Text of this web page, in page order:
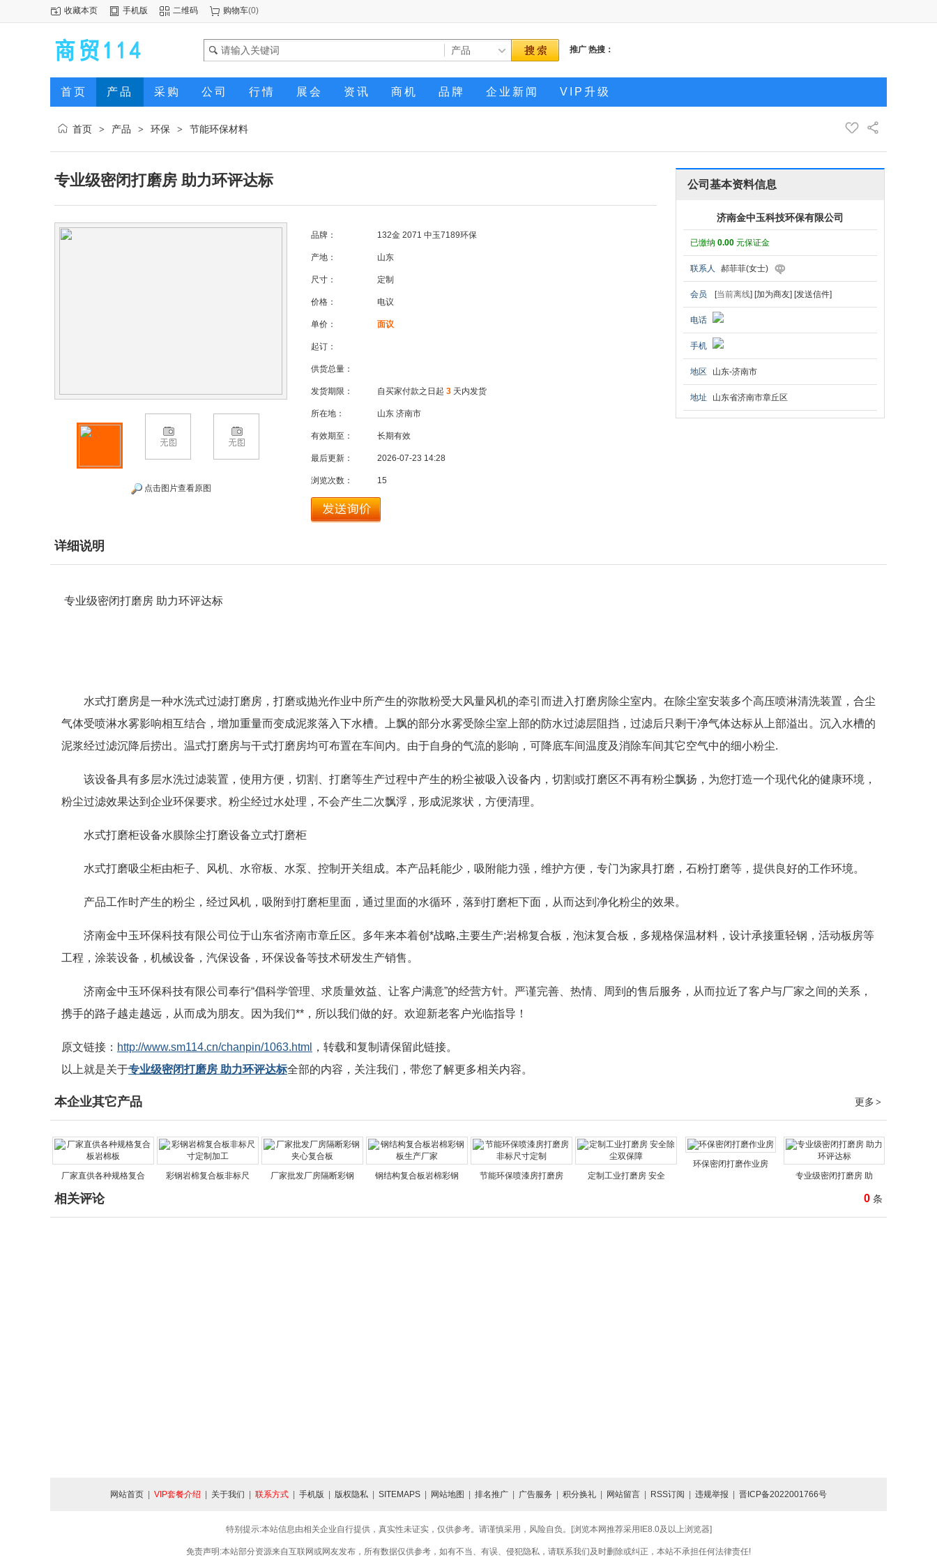
收藏本页 手机版 二维码 购物车(0)
推广 热搜：
首页 产品 采购 公司 行情 展会 资讯 商机 品牌 企业新闻 VIP升级
首页 > 产品 > 环保 > 节能环保材料
专业级密闭打磨房 助力环评达标
点击图片查看原图
品牌： 132金 2071 中玉7189环保
产地： 山东
尺寸： 定制
价格： 电议
单价： 面议
起订：
供货总量：
发货期限： 自买家付款之日起 3 天内发货
所在地： 山东 济南市
有效期至： 长期有效
最后更新： 2026-07-23 14:28
浏览次数： 15
公司基本资料信息
济南金中玉科技环保有限公司
已缴纳 0.00 元保证金
联系人 郝菲菲(女士)
会员 [当前离线] [加为商友] [发送信件]
电话
手机
地区 山东-济南市
地址 山东省济南市章丘区
详细说明
专业级密闭打磨房 助力环评达标
水式打磨房是一种水洗式过滤打磨房，打磨或抛光作业中所产生的弥散粉受大风量风机的牵引而进入打磨房除尘室内。在除尘室安装多个高压喷淋清洗装置，合尘
气体受喷淋水雾影响相互结合，增加重量而变成泥浆落入下水槽。上飘的部分水雾受除尘室上部的防水过滤层阻挡，过滤后只剩干净气体达标从上部溢出。沉入水槽的
泥浆经过滤沉降后捞出。温式打磨房与干式打磨房均可布置在车间内。由于自身的气流的影响，可降底车间温度及消除车间其它空气中的细小粉尘.
该设备具有多层水洗过滤装置，使用方便，切割、打磨等生产过程中产生的粉尘被吸入设备内，切割或打磨区不再有粉尘飘扬，为您打造一个现代化的健康环境，
粉尘过滤效果达到企业环保要求。粉尘经过水处理，不会产生二次飘浮，形成泥浆状，方便清理。
水式打磨柜设备水膜除尘打磨设备立式打磨柜
水式打磨吸尘柜由柜子、风机、水帘板、水泵、控制开关组成。本产品耗能少，吸附能力强，维护方便，专门为家具打磨，石粉打磨等，提供良好的工作环境。
产品工作时产生的粉尘，经过风机，吸附到打磨柜里面，通过里面的水循环，落到打磨柜下面，从而达到净化粉尘的效果。
济南金中玉环保科技有限公司位于山东省济南市章丘区。多年来本着创*战略,主要生产;岩棉复合板，泡沫复合板，多规格保温材料，设计承接重轻钢，活动板房等
工程，涂装设备，机械设备，汽保设备，环保设备等技术研发生产销售。
济南金中玉环保科技有限公司奉行“倡科学管理、求质量效益、让客户满意”的经营方针。严谨完善、热情、周到的售后服务，从而拉近了客户与厂家之间的关系，
携手的路子越走越远，从而成为朋友。因为我们**，所以我们做的好。欢迎新老客户光临指导！
原文链接： http://www.sm114.cn/chanpin/1063.html
，转载和复制请保留此链接。
以上就是关于专业级密闭打磨房 助力环评达标全部的内容，关注我们，带您了解更多相关内容。
更多 >
本企业其它产品
厂家直供各种规格复合 彩钢岩棉复合板非标尺 厂家批发厂房隔断彩钢 钢结构复合板岩棉彩钢 节能环保喷漆房打磨房 定制工业打磨房 安全
环保密闭打磨作业房
专业级密闭打磨房 助
0 条
相关评论
网站首页 VIP套餐介绍 关于我们 联系方式 手机版 版权隐私 SITEMAPS 网站地图 排名推广 广告服务 积分换礼 网站留言 RSS订阅 违规举报 晋ICP备2022001766号
特别提示:本站信息由相关企业自行提供，真实性未证实，仅供参考。请谨慎采用，风险自负。[浏览本网推荐采用IE8.0及以上浏览器]
免责声明:本站部分资源来自互联网或网友发布，所有数据仅供参考，如有不当、有误、侵犯隐私，请联系我们及时删除或纠正，本站不承担任何法律责任!